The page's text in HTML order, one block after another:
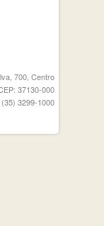
700, Centro
37130-000
3299-1000